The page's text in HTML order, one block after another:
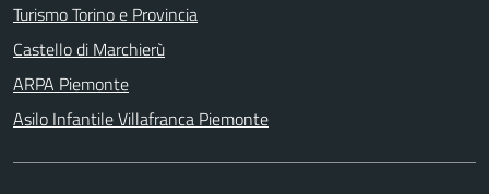
Turismo Torino e Provincia
Castello di Marchierù
ARPA Piemonte
Asilo Infantile Villafranca Piemonte